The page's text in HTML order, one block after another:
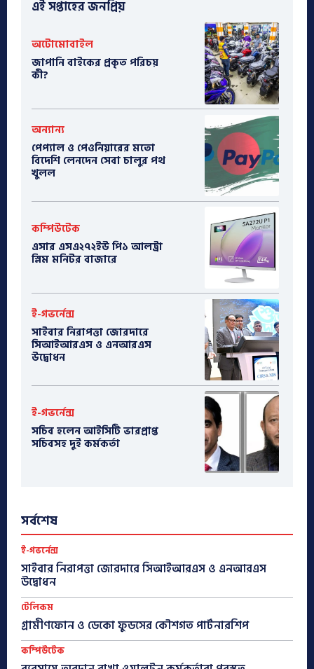
এই সপ্তাহের জনপ্রিয়
অটোমোবাইল
​জাপানি বাইকের প্রকৃত পরিচয়
কী?
অন্যান্য
পেপ্যাল ও পেওনিয়ারের মতো
বিদেশি লেনদেন সেবা চালুর পথ
খুলল
কম্পিউটেক
এসার এসএ২৭২ইউ পি১ আলট্রা
স্লিম মনিটর বাজারে
ই-গভর্নেন্স
সাইবার নিরাপত্তা জোরদারে
সিআইআরএস ও এনআরএস
উদ্বোধন
ই-গভর্নেন্স
সচিব হলেন আইসিটি ভারপ্রাপ্ত
সচিবসহ দুই কর্মকর্তা
সর্বশেষ
ই-গভর্নেন্স
সাইবার নিরাপত্তা জোরদারে সিআইআরএস ও এনআরএস
উদ্বোধন
টেলিকম
গ্রামীণফোন ও ডেকো ফুডসের কৌশগত পার্টনারশিপ
কম্পিউটেক